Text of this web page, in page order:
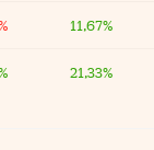
11,67%
21,33%